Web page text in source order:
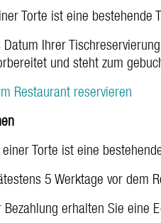
Torte ist eine bestehende
Ihrer
und steht zum
Restaurant reservieren
Torte ist eine
5 Werktage vor dem
erhalten Sie eine